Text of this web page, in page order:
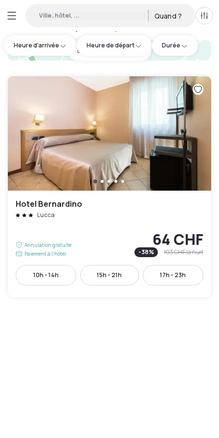
Ville, hôtel, ... Quand ?
Heure d'arrivée Heure de départ Durée
hotel.cta.view_map
Hotel Bernardino
Lucca
Annulation gratuite
Paiement à l'hôtel
64 CHF
-38% 103 CHFla nuit
10h - 14h 15h - 21h 17h - 23h